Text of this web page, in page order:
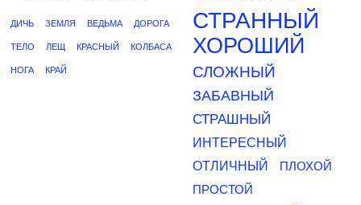
ДИЧЬ ЗЕМЛЯ ВЕДЬМА ДОРОГА
ТЕЛО ЛЕЩ КРАСНЫЙ КОЛБАСА
НОГА КРАЙ
СТРАННЫЙ
ХОРОШИЙ
СЛОЖНЫЙ
ЗАБАВНЫЙ
СТРАШНЫЙ
ИНТЕРЕСНЫЙ
ОТЛИЧНЫЙ
ПЛОХОЙ
ПРОСТОЙ